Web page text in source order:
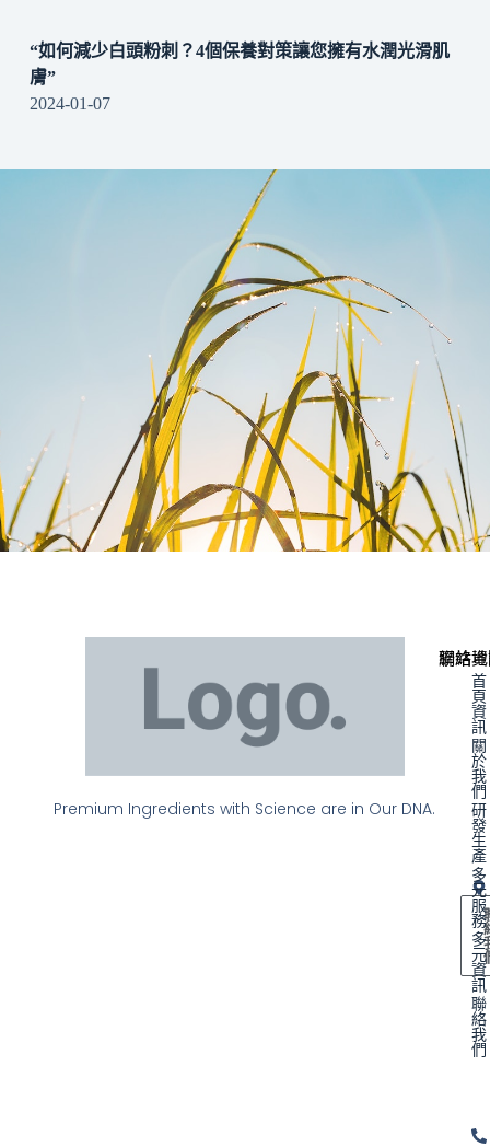
“如何減少白頭粉刺？4個保養對策讓您擁有水潤光滑肌
膚”
2024-01-07
Premium Ingredients with Science are in Our DNA.
聯絡
網站
首
頁
資
訊
關
於
我
們
研
發
生
產
多
元
服
務
多
元
資
訊
聯
絡
我
們